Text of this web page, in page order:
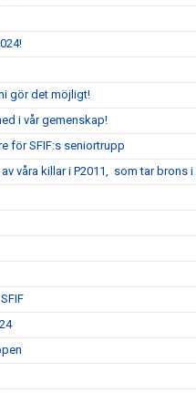
gör det möjligt!
i vår gemenskap!
för SFIF:s seniortrupp
våra killar i P2011, som tar brons